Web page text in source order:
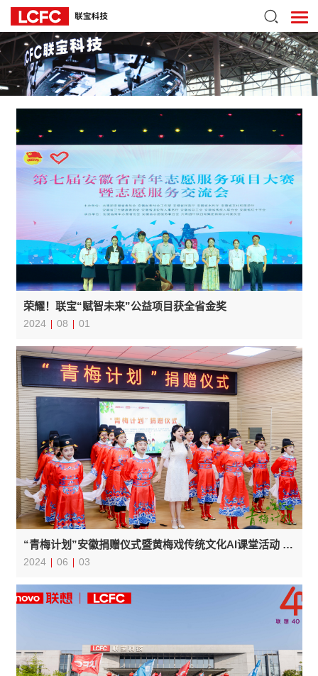
荣耀！联宝“赋智未来”公益项目获全省金奖
2024 08 01
“青梅计划”安徽捐赠仪式暨黄梅戏传统文化AI课堂活动 在安庆潜山举行
2024 06 03